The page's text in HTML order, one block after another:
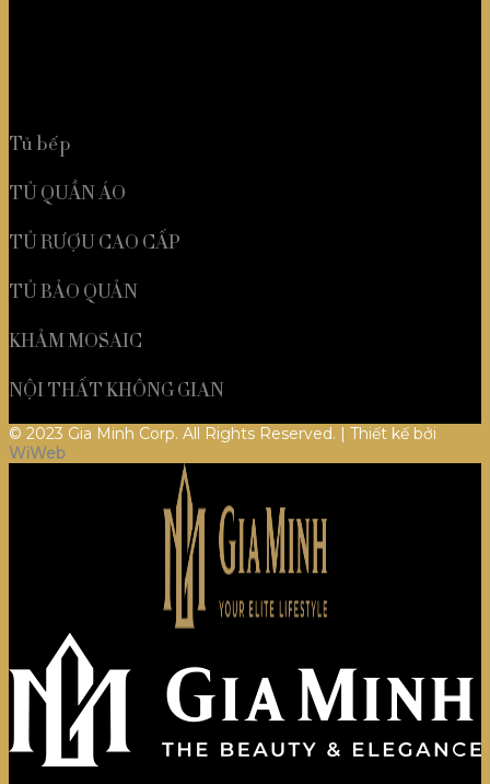
Tủ bếp
TỦ QUẦN ÁO
TỦ RƯỢU CAO CẤP
TỦ BẢO QUẢN
KHẢM MOSAIC
NỘI THẤT KHÔNG GIAN
© 2023 Gia Minh Corp. All Rights Reserved. | Thiết kế bởi
WiWeb